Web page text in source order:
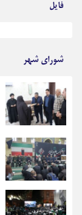
فایل
شورای شهر